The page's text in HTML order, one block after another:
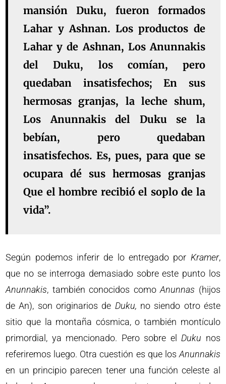
mansión Duku, fueron formados
Lahar y Ashnan. Los productos de
Lahar y de Ashnan, Los Anunnakis
del Duku, los comían, pero
quedaban insatisfechos; En sus
hermosas granjas, la leche shum,
Los Anunnakis del Duku se la
bebían, pero quedaban
insatisfechos. Es, pues, para que se
ocupara dé sus hermosas granjas
Que el hombre recibió el soplo de la
vida”.
Según podemos inferir de lo entregado por Kramer,
que no se interroga demasiado sobre este punto los
Anunnakis, también conocidos comoAnunnas (hijos
de An), son originarios de Duku, no siendo otro éste
sitio que la montaña cósmica, o también montículo
primordial, ya mencionado. Pero sobre el Duku nos
referiremos luego. Otra cuestión es que los Anunnakis
en un principio parecen tener una función celeste al